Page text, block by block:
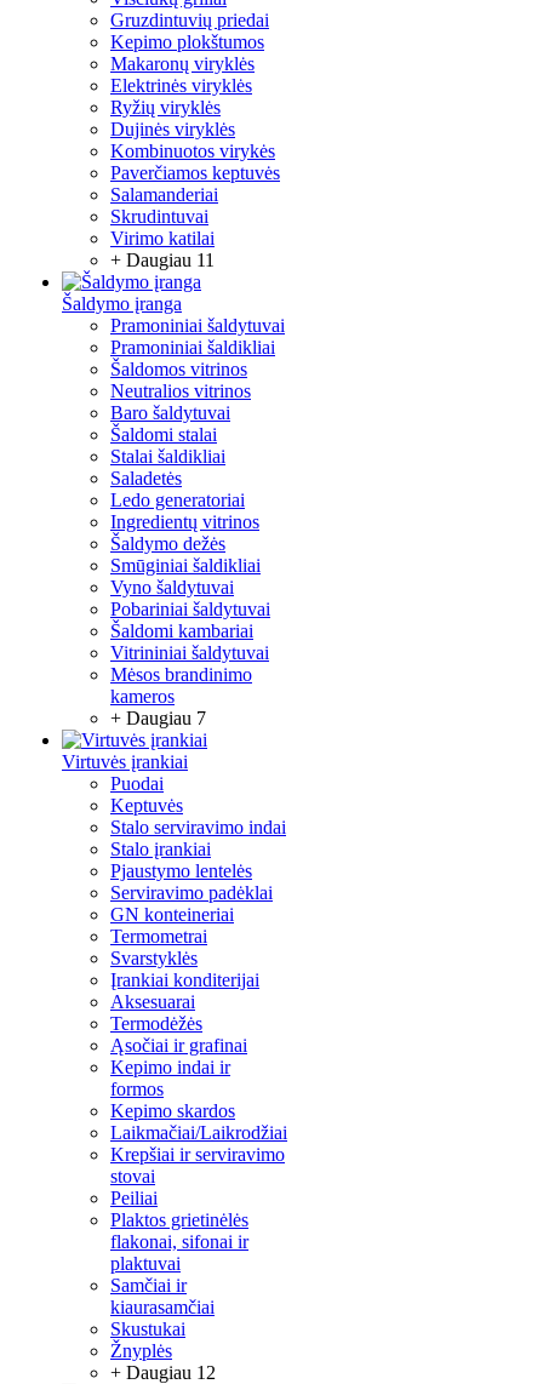
Gruzdintuvių priedai
Kepimo plokštumos
Makaronų viryklės
Elektrinės viryklės
Ryžių viryklės
Dujinės viryklės
Kombinuotos virykės
Paverčiamos keptuvės
Salamanderiai
Skrudintuvai
Virimo katilai
+ Daugiau 11
Šaldymo įranga
Pramoniniai šaldytuvai
Pramoniniai šaldikliai
Šaldomos vitrinos
Neutralios vitrinos
Baro šaldytuvai
Šaldomi stalai
Stalai šaldikliai
Saladetės
Ledo generatoriai
Ingredientų vitrinos
Šaldymo dežės
Smūginiai šaldikliai
Vyno šaldytuvai
Pobariniai šaldytuvai
Šaldomi kambariai
Vitrininiai šaldytuvai
Mėsos brandinimo
kameros
+ Daugiau 7
Virtuvės įrankiai
Puodai
Keptuvės
Stalo serviravimo indai
Stalo įrankiai
Pjaustymo lentelės
Serviravimo padėklai
GN konteineriai
Termometrai
Svarstyklės
Įrankiai konditerijai
Aksesuarai
Termodėžės
Ąsočiai ir grafinai
Kepimo indai ir
formos
Kepimo skardos
Laikmačiai/Laikrodžiai
Krepšiai ir serviravimo
stovai
Peiliai
Plaktos grietinėlės
flakonai, sifonai ir
plaktuvai
Samčiai ir
kiaurasamčiai
Skustukai
Žnyplės
+ Daugiau 12